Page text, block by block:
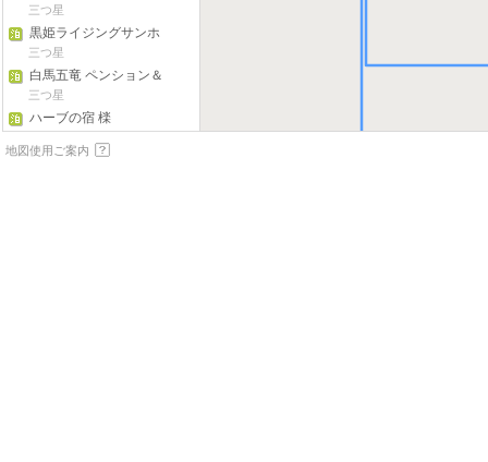
三つ星
黒姫ライジングサンホ
テル
三つ星
白馬五竜 ペンション＆
ログコテージ あるむ
三つ星
ハーブの宿 檪
志賀高原 ホテル一望閣
地図使用ご案内